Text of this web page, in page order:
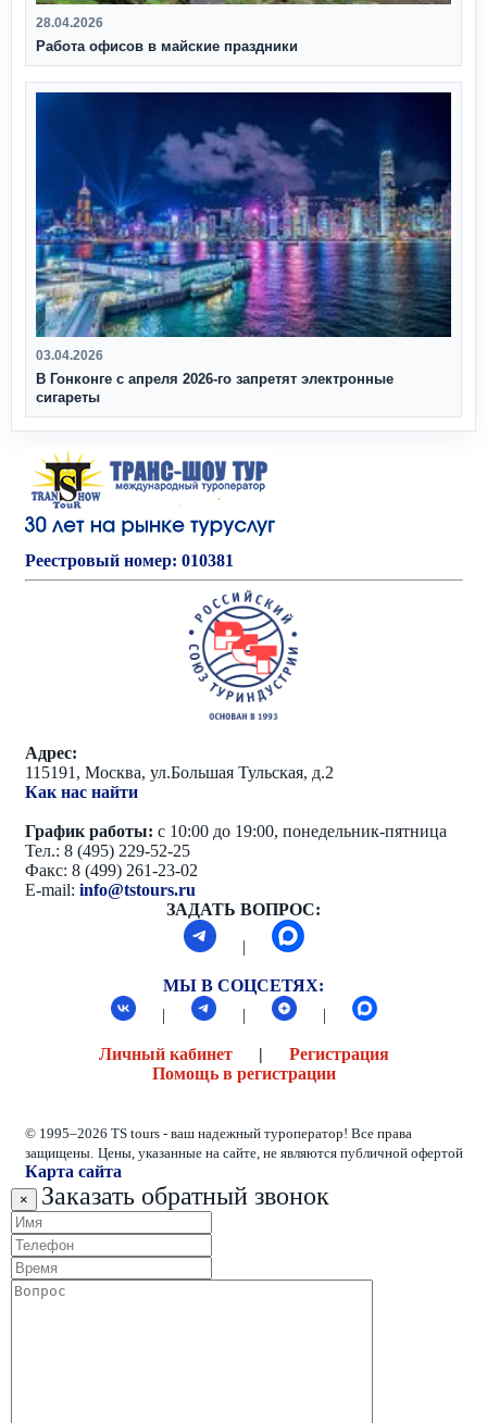
28.04.2026
Работа офисов в майские праздники
03.04.2026
В Гонконге с апреля 2026‑го запретят электронные
сигареты
Реестровый номер: 010381
Адрес:
115191, Москва, ул.Большая Тульская, д.2
Как нас найти
График работы: с 10:00 до 19:00, понедельник-пятница
Тел.: 8 (495) 229-52-25
Факс: 8 (499) 261-23-02
E-mail: info@tstours.ru
ЗАДАТЬ ВОПРОС:
|
МЫ В СОЦСЕТЯХ:
|
| |
Личный кабинет| Регистрация
Помощь в регистрации
© 1995–2026 TS tours - ваш надежный туроператор! Все права
защищены. Цены, указанные на сайте, не являются публичной офертой
Карта сайта
× Заказать обратный звонок